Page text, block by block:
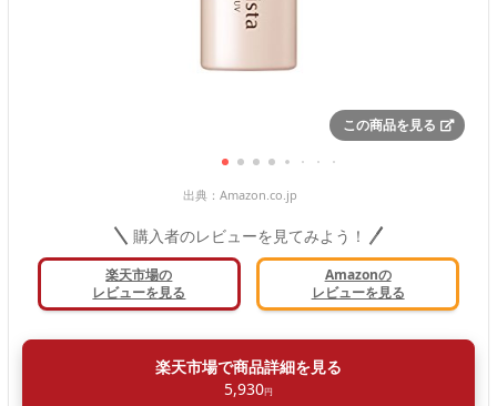
この商品を見る
出典： Amazon.co.jp
購入者のレビューを見てみよう！
楽天市場の
レビューを見る
Amazonの
レビューを見る
楽天市場で商品詳細を見る
5,930円